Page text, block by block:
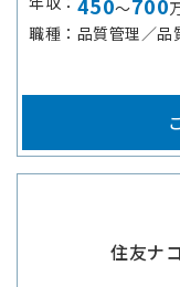
～
職種
品質管理／品
住友ナ